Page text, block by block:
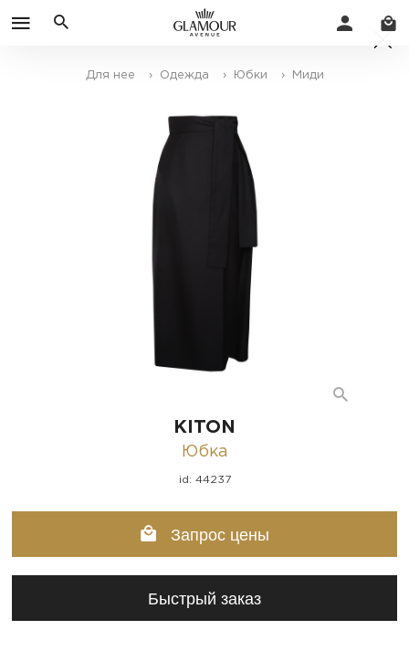
Для нее › Одежда › Юбки › Миди
KITON
Юбка
id: 44237
Запрос цены
Быстрый заказ